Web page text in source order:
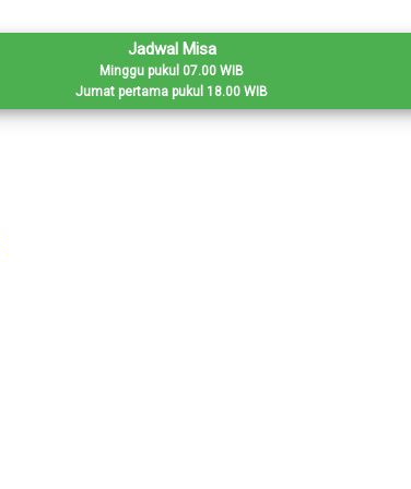
Jadwal Misa
Minggu pukul 07.00 WIB
Jumat pertama pukul 18.00 WIB